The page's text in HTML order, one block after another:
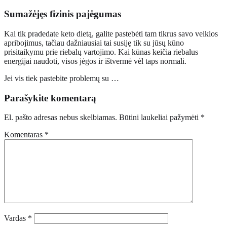
Sumažėjęs fizinis pajėgumas
Kai tik pradedate keto dietą, galite pastebėti tam tikrus savo veiklos
apribojimus, tačiau dažniausiai tai susiję tik su jūsų kūno
prisitaikymu prie riebalų vartojimo. Kai kūnas keičia riebalus
energijai naudoti, visos jėgos ir ištvermė vėl taps normali.
Jei vis tiek pastebite problemų su …
Parašykite komentarą
El. pašto adresas nebus skelbiamas. Būtini laukeliai pažymėti *
Komentaras *
Vardas *